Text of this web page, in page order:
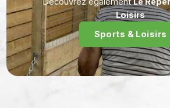
Loisirs
Sports & Loisirs